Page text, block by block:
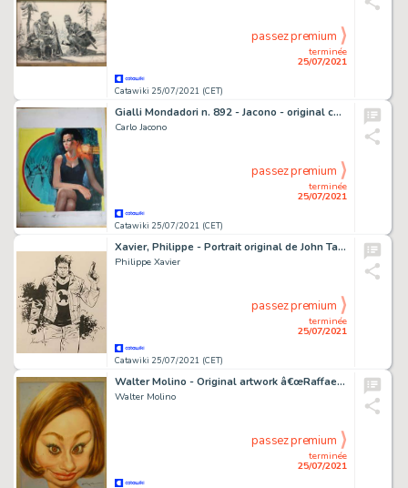
Catawiki 25/07/2021 (CET)
terminée
25/07/2021
passez premium
Gialli Mondadori n. 892 - Jacono - original cover "Il diritto di morire" Rex Stout - Page volante - Exemplaire unique - (1966)
Carlo Jacono
Catawiki 25/07/2021 (CET)
terminée
25/07/2021
passez premium
Xavier, Philippe - Portrait original de John Tango - (2020)
Philippe Xavier
Catawiki 25/07/2021 (CET)
terminée
25/07/2021
passez premium
Walter Molino - Original artwork â€œRaffaella CarrÃ â€ - Page volante
Walter Molino
terminée
25/07/2021
passez premium